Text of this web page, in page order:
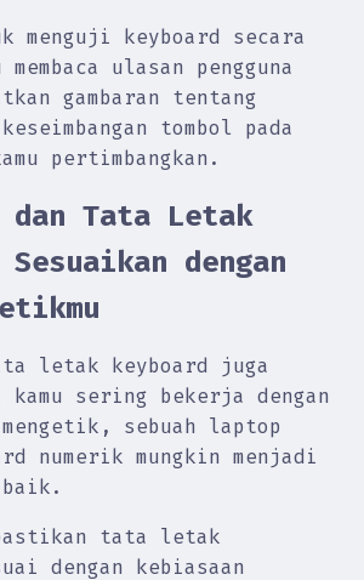
menguji keyboard secara
ulasan pengguna
gambaran tentang
tombol pada
pertimbangkan.
dan Tata Letak
dengan
letak keyboard juga
sering bekerja dengan
mengetik, sebuah laptop
numerik mungkin menjadi
tata letak
dengan kebiasaan